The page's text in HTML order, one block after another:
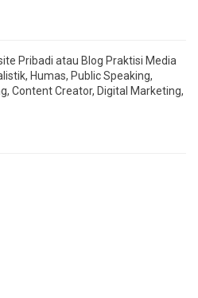
Pribadi atau Blog Praktisi Media
Humas, Public Speaking,
Content Creator, Digital Marketing,